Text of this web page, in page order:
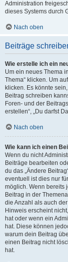
Administration
dieses Systems durch
Nach oben
Beiträge
Wie erstelle ich ein
Um ein neues Thema
Thema“ klicken. Um
klicken. Es könnte
Beitrag schreiben
Foren- und der
erstellen“, „Du darfst
Nach oben
Wie kann ich einen
Wenn du nicht
Beiträge bearbeiten
du das „Ändere
eventuell ist dies nur
möglich. Wenn bereits
Beitrag in der
die Anzahl als auch
Hinweis erscheint
hat oder wenn ein
hat. Diese können
warum dein Beitrag
einen Beitrag nicht
hat.